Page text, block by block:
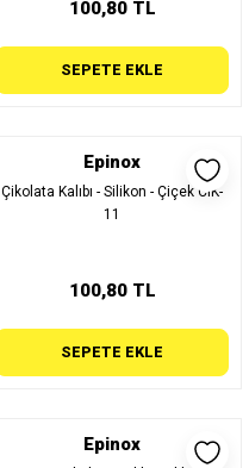
100,80 TL
SEPETE EKLE
Epinox
Çikolata Kalıbı - Silikon - Çiçek CIK-
11
100,80 TL
SEPETE EKLE
Epinox